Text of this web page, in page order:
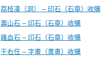
荔枝凍（洞） – 印石（石章）收購
壽山石 – 印石（石章）收購
雞血石 – 印石（石章）收購
于右任 – 字畫（書畫）收購